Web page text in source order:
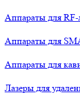
Аппараты для
Аппараты для
Аппараты для
Лазеры для